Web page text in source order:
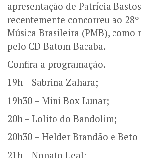
apresentação de Patrícia
recentemente concorreu ao
Música Brasileira (PMB), como
pelo CD Batom Bacaba.
Confira a programação.
19h – Sabrina Zahara;
19h30 – Mini Box Lunar;
20h – Lolito do Bandolim;
20h30 – Helder Brandão e Beto
21h – Nonato Leal;